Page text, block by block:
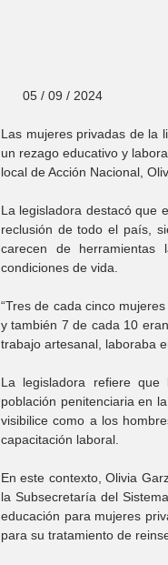
      05 / 09 / 2024
Las mujeres privadas de la
un rezago educativo y
local de Acción Nacional,
La legisladora destacó que
reclusión de todo el país,
carecen de
condiciones de vida.
“Tres de cada cinco
y también 7 de cada 10
trabajo artesanal, laboraba
La legisladora refiere
población penitenciaria en
visibilice como a los
capacitación laboral.
En este contexto, Olivia
la Subsecretaría del
educación para mujeres
para su tratamiento de